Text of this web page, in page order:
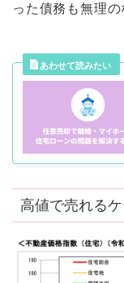
った債務も無理
高値で売れる